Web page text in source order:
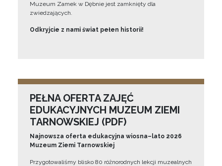
Muzeum Zamek w Dębnie jest zamknięty dla
zwiedzających.
Odkryjcie z nami świat pełen historii!
PEŁNA OFERTA ZAJĘĆ
EDUKACYJNYCH MUZEUM ZIEMI
TARNOWSKIEJ (PDF)
Najnowsza oferta edukacyjna wiosna–lato 2026
Muzeum Ziemi Tarnowskiej
Przygotowaliśmy blisko 80 różnorodnych lekcji muzealnych